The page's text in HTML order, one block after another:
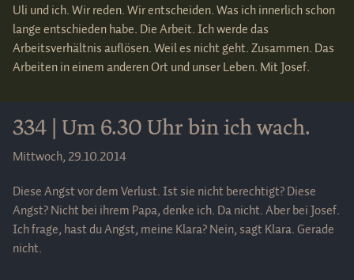
Uli und ich. Wir reden. Wir entscheiden. Was ich innerlich schon
lange entschieden habe. Die Arbeit. Ich werde das
Arbeitsverhältnis auflösen. Weil es nicht geht. Zusammen. Das
Arbeiten in einem anderen Ort und unser Leben. Mit Josef.
334 | Um 6.30 Uhr bin ich wach.
Mittwoch, 29.10.2014
Diese Angst vor dem Verlust. Ist sie nicht berechtigt? Diese
Angst? Nicht bei ihrem Papa, denke ich. Da nicht. Aber bei Josef.
Ich frage, hast du Angst, meine Klara? Nein, sagt Klara. Gerade
nicht.